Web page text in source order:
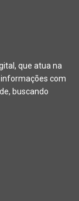
que atua na
com
buscando